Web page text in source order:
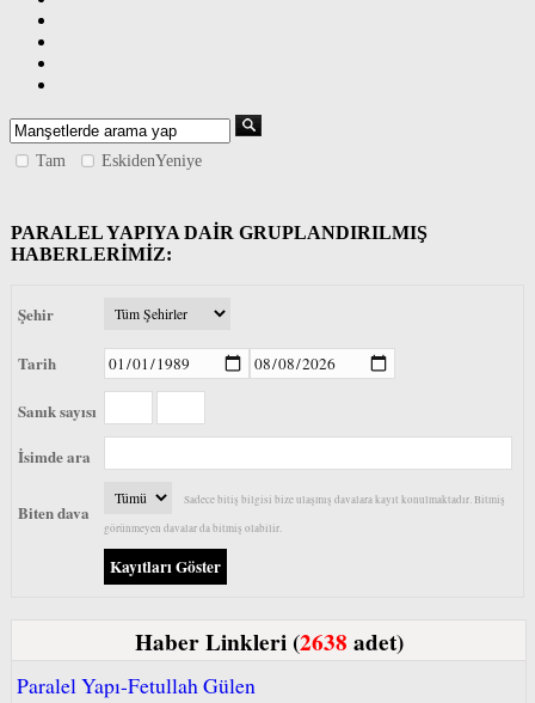
Tam EskidenYeniye
PARALEL YAPIYA DAİR GRUPLANDIRILMIŞ
HABERLERİMİZ:
Şehir
Tarih
Sanık sayısı
İsimde ara
Biten dava
Sadece bitiş bilgisi bize ulaşmış davalara kayıt konulmaktadır. Bitmiş
görünmeyen davalar da bitmiş olabilir.
Haber Linkleri (2638 adet)
Paralel Yapı-Fetullah Gülen